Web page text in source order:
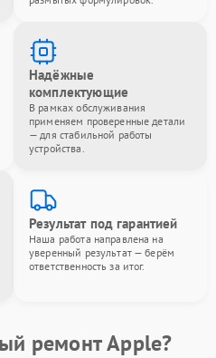
Надёжные
комплектующие
В рамках обслуживания
применяем проверенные детали
— для стабильной работы
устройства.
Результат под гарантией
Наша работа направлена на
уверенный результат — берём
ответственность за итог.
ремонт Apple?